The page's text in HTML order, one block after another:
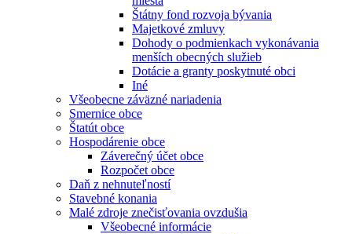
Štátny fond rozvoja bývania
Majetkové zmluvy
Dohody o podmienkach vykonávania
menších obecných služieb
Dotácie a granty poskytnuté obci
Iné
Všeobecne záväzné nariadenia
Smernice obce
Štatút obce
Hospodárenie obce
Záverečný účet obce
Rozpočet obce
Daň z nehnuteľností
Stavebné konania
Malé zdroje znečisťovania ovzdušia
Všeobecné informácie